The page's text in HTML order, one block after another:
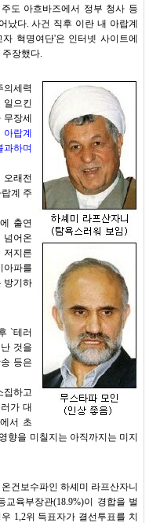
도 아흐바즈에서 정부 청사 등
났다.사건 직후 이란 내 아랍계
혁명여단'은 인터넷 사이트에
장했다.
의세력
으킨
장세
아랍계
하며
오래전
계 주
출연
넘어온
지른
아파를
방기하
`테러
것을
등은
집하고
가 대
서 초
향을 미칠지는 아직까지는 미지
건보수파인 하셰미 라프산자니
교육부장관(18.9%)이 경합을 벌
1,2위 득표자가 결선투표를 치